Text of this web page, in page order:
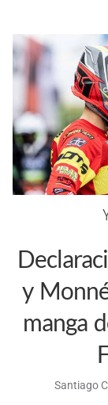
y
manga
Santiago